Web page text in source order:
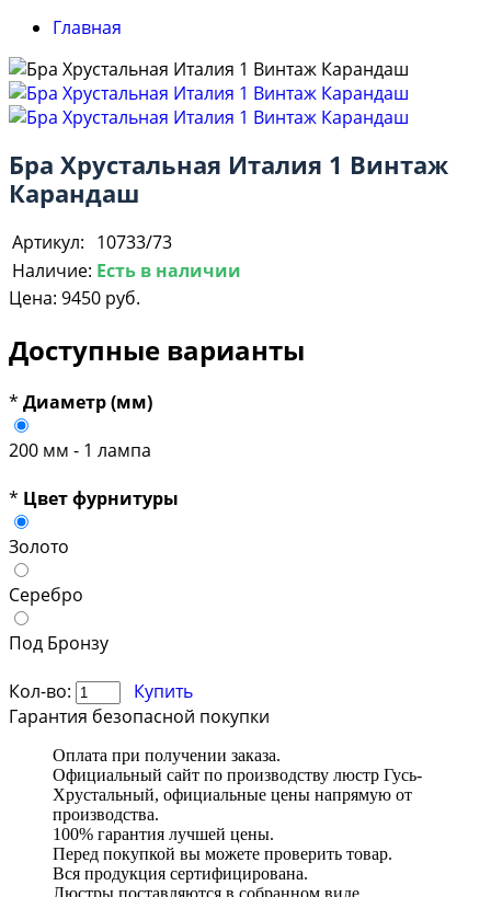
Главная
Бра Хрустальная Италия 1 Винтаж
Карандаш
Артикул: 10733/73
Наличие: Есть в наличии
Цена: 9450 руб.
Доступные варианты
* Диаметр (мм)
200 мм - 1 лампа
* Цвет фурнитуры
Золото
Серебро
Под Бронзу
Кол-во:
Купить
Гарантия безопасной покупки
Оплата при получении заказа.
Официальный сайт по производству люстр Гусь-
Хрустальный, официальные цены напрямую от
производства.
100% гарантия лучшей цены.
Перед покупкой вы можете проверить товар.
Вся продукция сертифицирована.
Люстры поставляются в собранном виде.